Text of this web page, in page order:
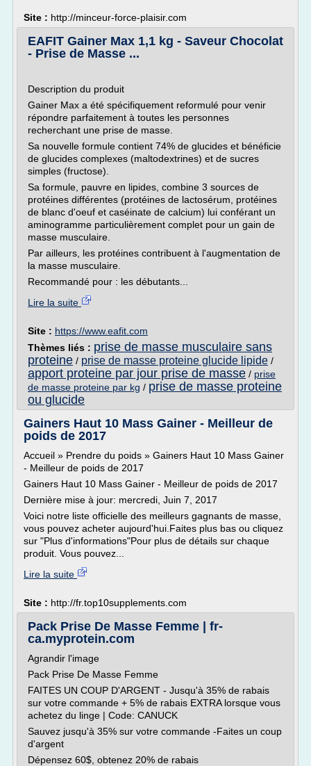
Site : http://minceur-force-plaisir.com
EAFIT Gainer Max 1,1 kg - Saveur Chocolat
- Prise de Masse ...
Description du produit
Gainer Max a été spécifiquement reformulé pour venir
répondre parfaitement à toutes les personnes
recherchant une prise de masse.
Sa nouvelle formule contient 74% de glucides et bénéficie
de glucides complexes (maltodextrines) et de sucres
simples (fructose).
Sa formule, pauvre en lipides, combine 3 sources de
protéines différentes (protéines de lactosérum, protéines
de blanc d'oeuf et caséinate de calcium) lui conférant un
aminogramme particulièrement complet pour un gain de
masse musculaire.
Par ailleurs, les protéines contribuent à l'augmentation de
la masse musculaire.
Recommandé pour : les débutants...
Lire la suite
Site : https://www.eafit.com
Thèmes liés : prise de masse musculaire sans
proteine / prise de masse proteine glucide lipide /
apport proteine par jour prise de masse / prise
de masse proteine par kg / prise de masse proteine
ou glucide
Gainers Haut 10 Mass Gainer - Meilleur de
poids de 2017
Accueil » Prendre du poids » Gainers Haut 10 Mass Gainer
- Meilleur de poids de 2017
Gainers Haut 10 Mass Gainer - Meilleur de poids de 2017
Dernière mise à jour: mercredi, Juin 7, 2017
Voici notre liste officielle des meilleurs gagnants de masse,
vous pouvez acheter aujourd'hui.Faites plus bas ou cliquez
sur "Plus d'informations"Pour plus de détails sur chaque
produit. Vous pouvez...
Lire la suite
Site : http://fr.top10supplements.com
Pack Prise De Masse Femme | fr-
ca.myprotein.com
Agrandir l'image
Pack Prise De Masse Femme
FAITES UN COUP D'ARGENT - Jusqu'à 35% de rabais
sur votre commande + 5% de rabais EXTRA lorsque vous
achetez du linge | Code: CANUCK
Sauvez jusqu'à 35% sur votre commande -Faites un coup
d'argent
Dépensez 60$, obtenez 20% de rabais